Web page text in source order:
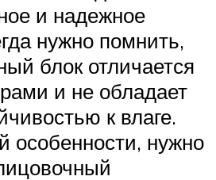
и надежное
нужно помнить,
блок отличается
и не обладает
к влаге.
особенности, нужно